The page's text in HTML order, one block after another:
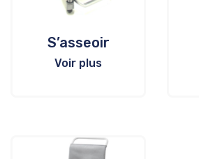
S’asseoir
Voir plus